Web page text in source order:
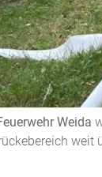
bei der
mit rund8.250
Weida
weit